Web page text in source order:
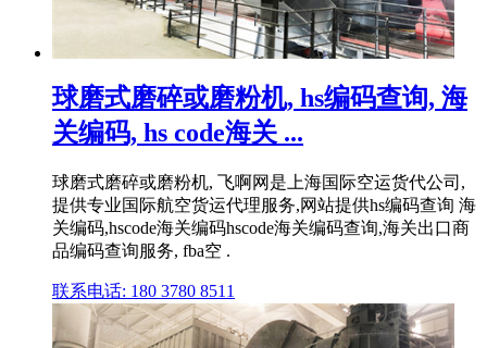
球磨式磨碎或磨粉机, hs编码查询, 海
关编码, hs code海关 ...
球磨式磨碎或磨粉机, 飞啊网是上海国际空运货代公司,
提供专业国际航空货运代理服务,网站提供hs编码查询 海
关编码,hscode海关编码hscode海关编码查询,海关出口商
品编码查询服务, fba空 .
联系电话: 180 3780 8511